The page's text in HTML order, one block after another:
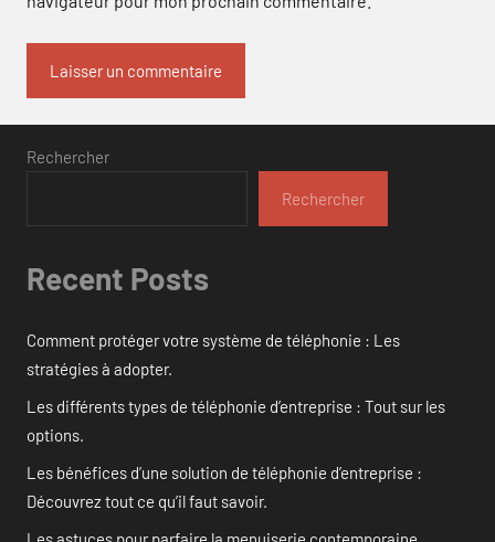
Rechercher
Rechercher
Recent Posts
Comment protéger votre système de téléphonie : Les
stratégies à adopter.
Les différents types de téléphonie d’entreprise : Tout sur les
options.
Les bénéfices d’une solution de téléphonie d’entreprise :
Découvrez tout ce qu’il faut savoir.